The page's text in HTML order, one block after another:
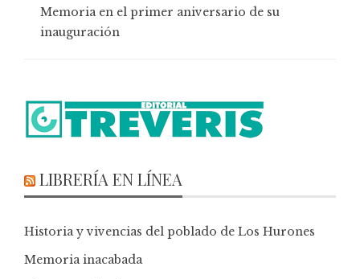
Memoria en el primer aniversario de su
inauguración
LIBRERÍA EN LÍNEA
Historia y vivencias del poblado de Los Hurones
Memoria inacabada